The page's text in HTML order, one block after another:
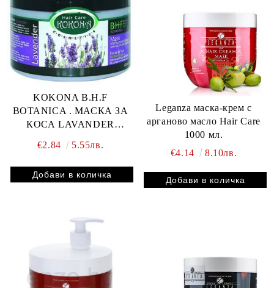
KOKONA B.H.F
BOTANICA . МАСКА ЗА
КОСА LAVANDER
€2.84 5.55лв.
Leganza маска-крем с
арганово масло Hair Care
1000 мл.
€4.14
8.10лв.